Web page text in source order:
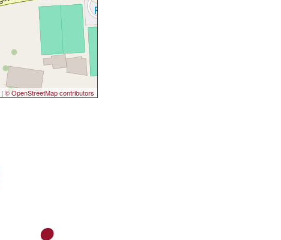
| © OpenStreetMap contributors